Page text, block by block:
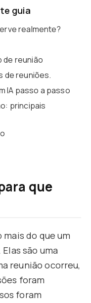
guia
realmente?
de reunião
de reuniões.
IA passo a passo
principais
que
do que um
são uma
reunião ocorreu,
foram
foram